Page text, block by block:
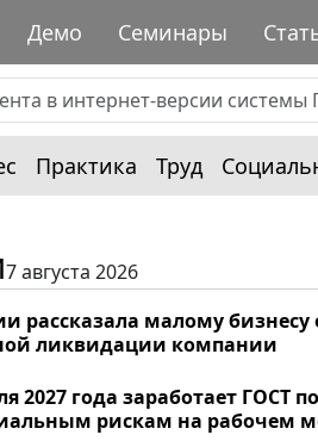
Демо Семинары
Практика Труд
7 августа 2026
рассказала малому бизнесу
ликвидации компании
2027 года заработает ГОСТ по
рискам на рабочем